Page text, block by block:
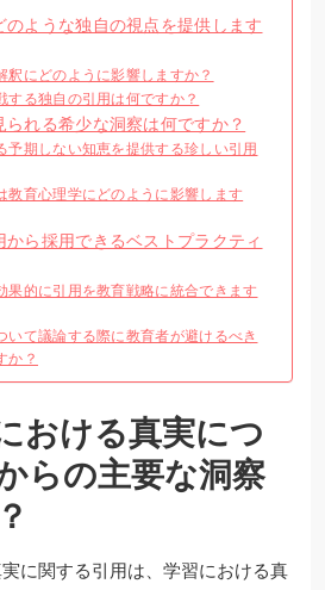
ような独自の視点を提供します
釈にどのように影響しますか？
する独自の引用は何ですか？
れる希少な洞察は何ですか？
予期しない知恵を提供する珍しい引用
教育心理学にどのように影響します
ら採用できるベストプラクティ
果的に引用を教育戦略に統合できます
いて議論する際に教育者が避けるべき
か？
おける真実につ
らの主要な洞察
に関する引用は、学習における真